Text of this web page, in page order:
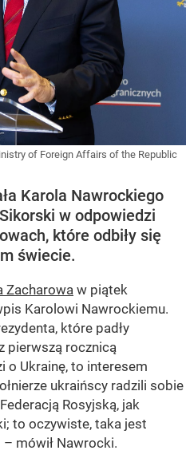
of Foreign Affairs of the Republic
Karola Nawrockiego
w odpowiedzi
które odbiły się
świecie.
Zacharowa w piątek
Karolowi Nawrockiemu.
które padły
pierwszą rocznicą
o Ukrainę, to interesem
ukraińscy radzili sobie
Rosyjską, jak
to oczywiste, taka jest
mówił Nawrocki.